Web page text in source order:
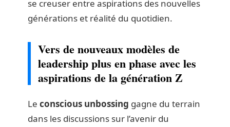
se creuser entre aspirations des nouvelles
générations et réalité du quotidien.
Vers de nouveaux modèles de
leadership plus en phase avec les
aspirations de la génération Z
Le conscious unbossing gagne du terrain
dans les discussions sur l’avenir du